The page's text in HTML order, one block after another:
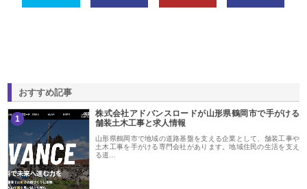
おすすめ記事
1
株式会社アドバンスロードが山形県鶴岡市で手がける
舗装土木工事と求人情報
山形県鶴岡市で地域の道路基盤を支える企業として、舗装工事や
土木工事を手がける専門会社があります。地域住民の生活を支え
る道…